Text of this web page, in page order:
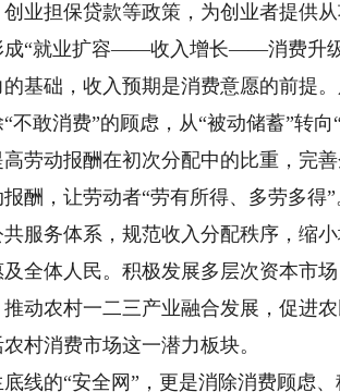
业担保贷款等政策，为创业者提供
成“就业扩容——收入增长——消费升级
础，收入预期是消费意愿的前提。
不敢消费”的顾虑，从“被动储蓄”转
劳动报酬在初次分配中的比重，完
酬，让劳动者“劳有所得、多劳多得
服务体系，规范收入分配秩序，缩
全体人民。积极发展多层次资本市
动农村一二三产业融合发展，促进
村消费市场这一潜力板块。
的“安全网”，更是消除消费顾虑、